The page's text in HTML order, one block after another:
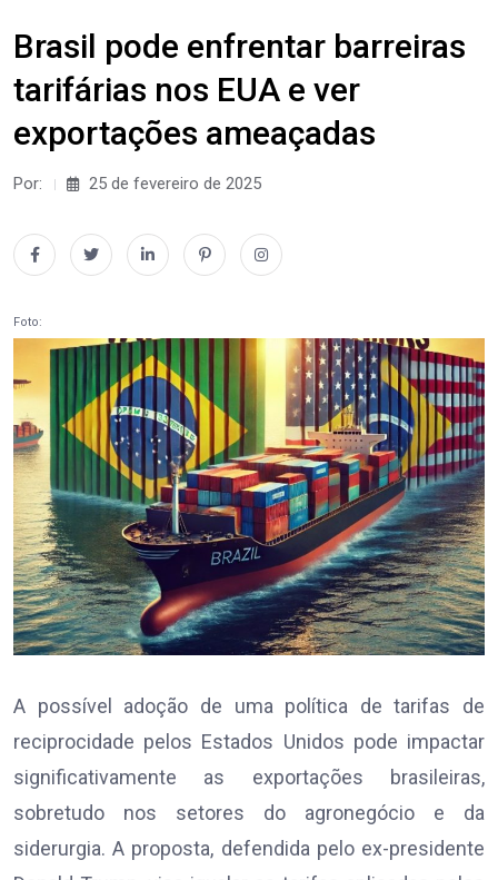
Brasil pode enfrentar barreiras
tarifárias nos EUA e ver
exportações ameaçadas
Por: 25 de fevereiro de 2025
Foto:
A possível adoção de uma política de tarifas de
reciprocidade pelos Estados Unidos pode impactar
significativamente as exportações brasileiras,
sobretudo nos setores do agronegócio e da
siderurgia. A proposta, defendida pelo ex-presidente